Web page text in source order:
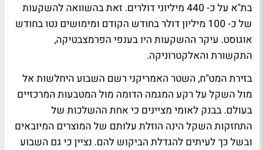
בת"א על כ- 440 מיליוני דולרים. זאת בהשוואה להשקעות
של כ- 100 מיליון דולר בחודש הקודם ומימושים נטו בחודש
אוגוסט. עיקר ההשקעות היו בענפי הפרמצבטיקה,
התקשורת והאלקטרוניקה.
בזירת המט"ח, השטר האמריקני רשם השבוע היחלשות אל
מול השקל על רקע המגמה הדומה מול המטבעות המרכזיים
בעולם. בבנק לאומי מציינים כי אחת ההשלכות של
התחזקות השקל הינה הוזלת עלותם של המוצרים המיובאים
ובשל כך לעיתים להגדלת הביקוש להם. נציין כי גם השבוע